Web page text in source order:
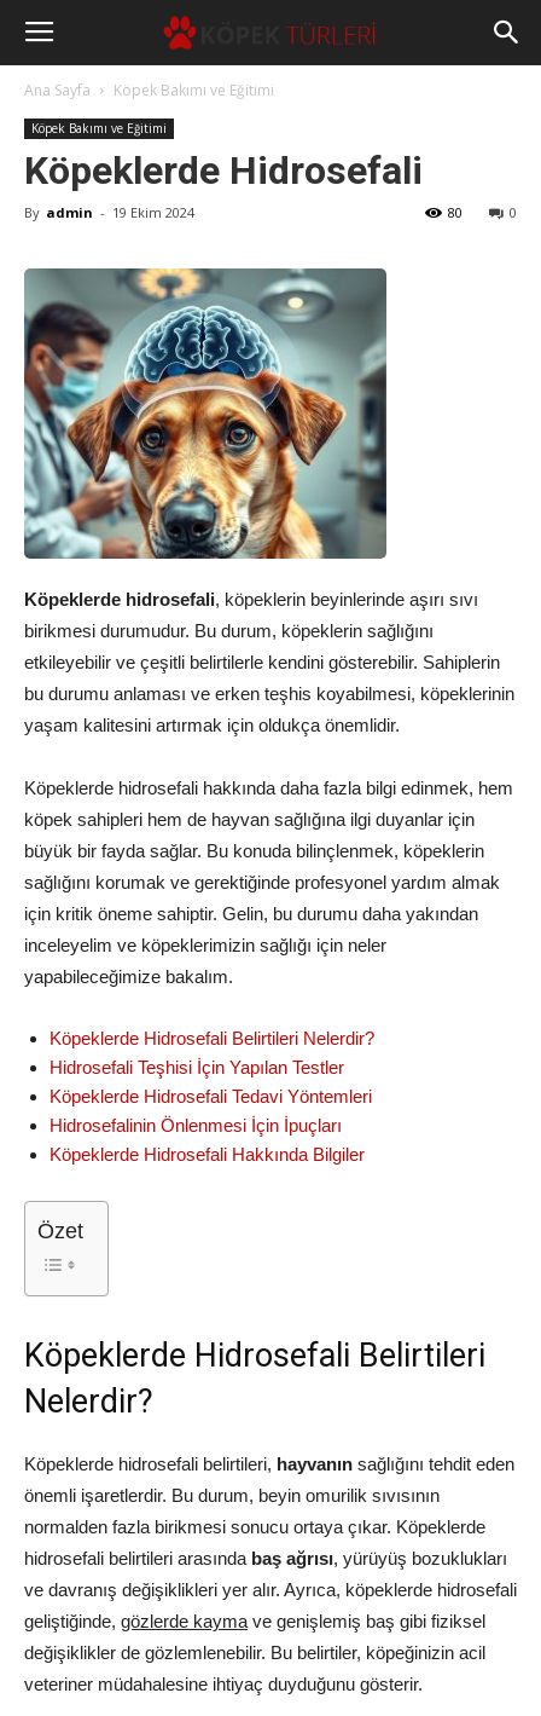
Ana Sayfa Köpek Bakımı ve Eğitimi
Köpek Bakımı ve Eğitimi
Köpeklerde Hidrosefali
By admin - 19 Ekim 2024 0
80
Köpeklerde hidrosefali, köpeklerin beyinlerinde aşırı sıvı
birikmesi durumudur. Bu durum, köpeklerin sağlığını
etkileyebilir ve çeşitli belirtilerle kendini gösterebilir. Sahiplerin
bu durumu anlaması ve erken teşhis koyabilmesi, köpeklerinin
yaşam kalitesini artırmak için oldukça önemlidir.
Köpeklerde hidrosefali hakkında daha fazla bilgi edinmek, hem
köpek sahipleri hem de hayvan sağlığına ilgi duyanlar için
büyük bir fayda sağlar. Bu konuda bilinçlenmek, köpeklerin
sağlığını korumak ve gerektiğinde profesyonel yardım almak
için kritik öneme sahiptir. Gelin, bu durumu daha yakından
inceleyelim ve köpeklerimizin sağlığı için neler
yapabileceğimize bakalım.
Köpeklerde Hidrosefali Belirtileri Nelerdir?
Hidrosefali Teşhisi İçin Yapılan Testler
Köpeklerde Hidrosefali Tedavi Yöntemleri
Hidrosefalinin Önlenmesi İçin İpuçları
Köpeklerde Hidrosefali Hakkında Bilgiler
Özet
Köpeklerde Hidrosefali Belirtileri
Nelerdir?
Köpeklerde hidrosefali belirtileri, hayvanın sağlığını tehdit eden
önemli işaretlerdir. Bu durum, beyin omurilik sıvısının
normalden fazla birikmesi sonucu ortaya çıkar. Köpeklerde
hidrosefali belirtileri arasında baş ağrısı, yürüyüş bozuklukları
ve davranış değişiklikleri yer alır. Ayrıca, köpeklerde hidrosefali
geliştiğinde, gözlerde kayma ve genişlemiş baş gibi fiziksel
değişiklikler de gözlemlenebilir. Bu belirtiler, köpeğinizin acil
veteriner müdahalesine ihtiyaç duyduğunu gösterir.